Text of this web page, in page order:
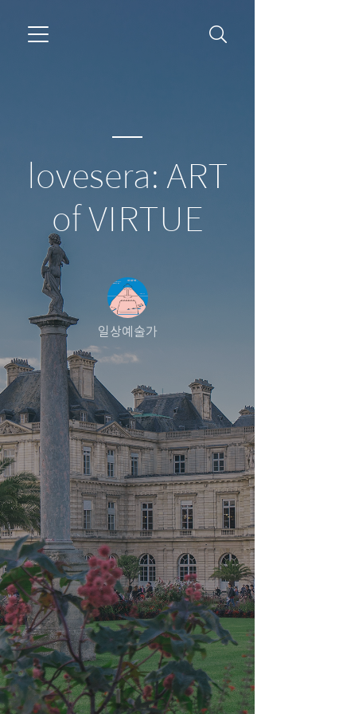
lovesera: ART
of VIRTUE
일상예술가